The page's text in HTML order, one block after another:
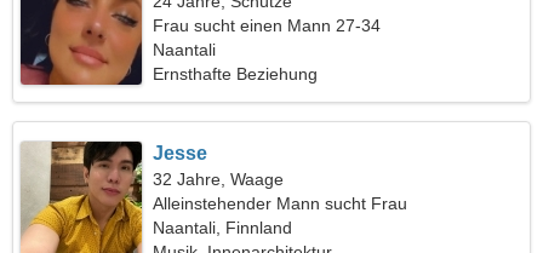
Frau sucht einen Mann 27-34
Naantali
Ernsthafte Beziehung
Jesse
32 Jahre, Waage
Alleinstehender Mann sucht Frau
Naantali, Finnland